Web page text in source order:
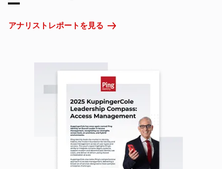
アナリストレポートを見る